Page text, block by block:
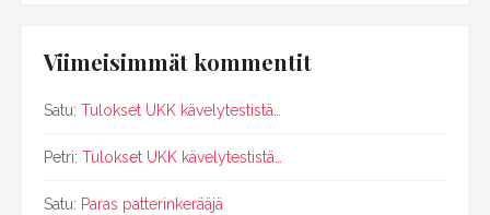
Viimeisimmät kommentit
Satu: Tulokset UKK kävelytestistä…
Petri: Tulokset UKK kävelytestistä…
Satu: Paras patterinkerääjä